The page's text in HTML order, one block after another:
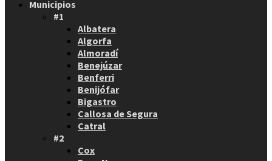
Municipios
#1
Albatera
Algorfa
Almoradí
Benejúzar
Benferri
Benijófar
Bigastro
Callosa de Segura
Catral
#2
Cox